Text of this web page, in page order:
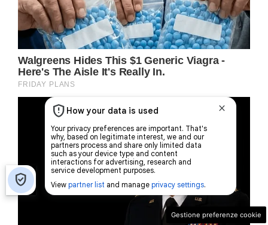
Gestione preferenze cookie